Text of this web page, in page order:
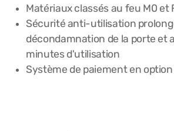
Matériaux classés au feu M0 et
Sécurité anti-utilisation
décondamnation de la porte et
minutes d'utilisation
Système de paiement en option